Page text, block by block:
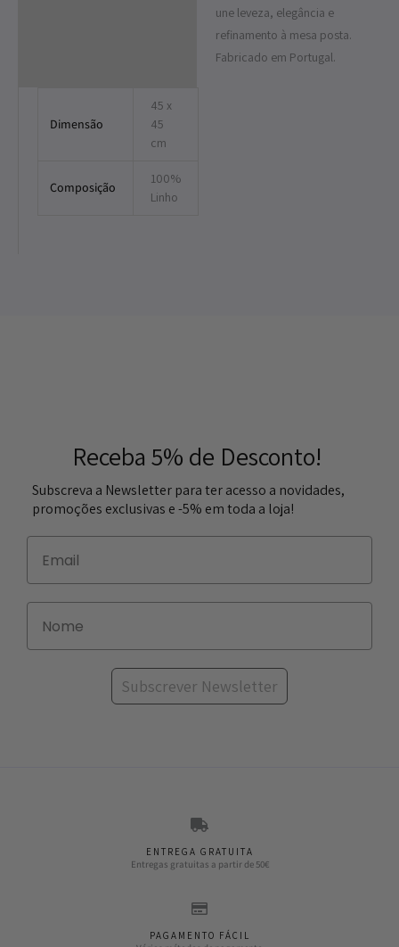
une leveza, elegância e
refinamento à mesa posta.
Fabricado em Portugal.
Dimensão
45 x
45
cm
Composição
100%
Linho
Receba 5% de Desconto!
Subscreva a Newsletter para ter acesso a novidades,
promoções exclusivas e -5% em toda a loja!
Subscrever Newsletter
ENTREGA GRATUITA
Entregas gratuitas a partir de 50€
PAGAMENTO FÁCIL